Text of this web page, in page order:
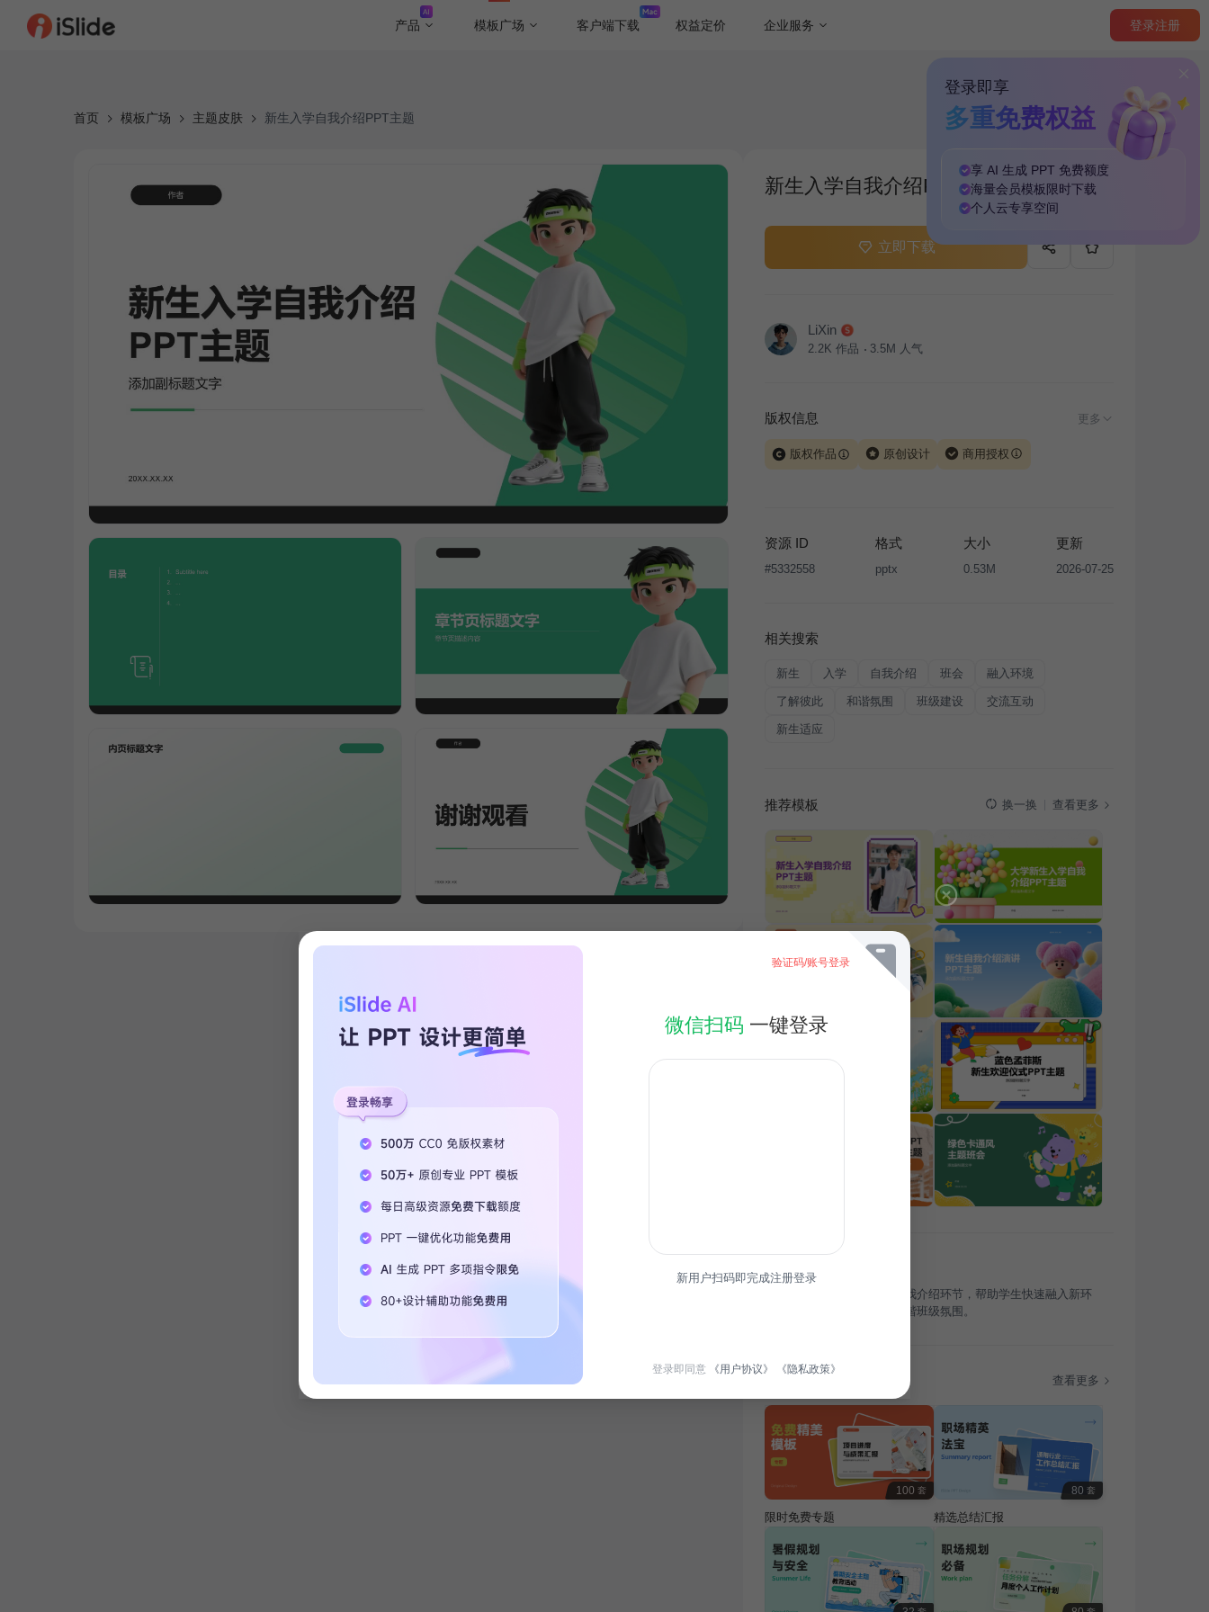
产品 模板广场 客户端下载 权益定价 企业服务 登录注册
登录即享
多重免费权益
享 AI 生成 PPT 免费额度
海量会员模板 限时下载
个人云专享空间
首页 模板广场 主题皮肤 新生入学自我介绍PPT主题
新生入学自我介绍PPT主题
立即下载
LiXin
2.2K 作品 3.5M 人气
版权信息 更多
版权作品 原创设计 商用授权
让、出售或出租，未经投权许可任何人不得擅自转载和分发，否则
将接照我国著作权法的相关规定承担相应法律责任。
资源 ID
#5332558
格式
pptx
大小
0.53M
更新
2026-07-25
相关搜索
新生 入学 自我介绍 班会 融入环境
了解彼此 和谐氛围 班级建设 交流互动
新生适应
推荐模板 换一换 查看更多
在新生入学班会中，通过自我介绍环节，帮助学生快速融入新环
境，增进彼此了解，营造和谐班级氛围。
查看更多
100 套
限时免费专题
80 套
精选总结汇报
验证码/账号登录
微信扫码 一键登录
新用户扫码即完成注册登录
登录即同意 《用户协议》 《隐私政策》